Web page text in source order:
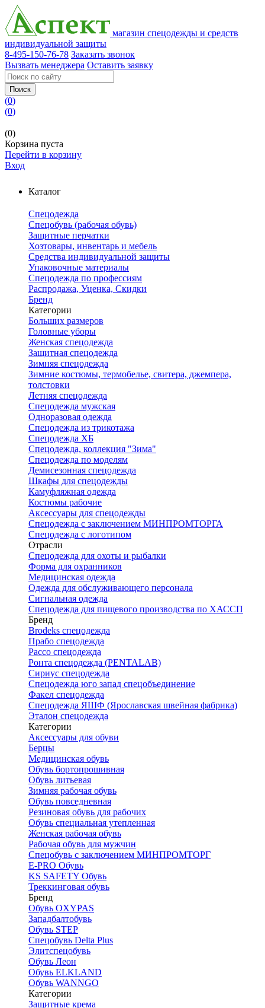
магазин спецодежды и средств
индивидуальной защиты
8-495-150-76-78 Заказать звонок
Вызвать менеджера Оставить заявку
Поиск
(0)
(0)
(0)
Корзина пуста
Перейти в корзину
Вход
Каталог
Спецодежда
Спецобувь (рабочая обувь)
Защитные перчатки
Хозтовары, инвентарь и мебель
Средства индивидуальной защиты
Упаковочные материалы
Спецодежда по профессиям
Распродажа, Уценка, Скидки
Бренд
Категории
Больших размеров
Головные уборы
Женская спецодежда
Защитная спецодежда
Зимняя спецодежда
Зимние костюмы, термобелье, свитера, джемпера,
толстовки
Летняя спецодежда
Спецодежда мужская
Одноразовая одежда
Спецодежда из трикотажа
Спецодежда ХБ
Спецодежда, коллекция "Зима"
Спецодежда по моделям
Демисезонная спецодежда
Шкафы для спецодежды
Камуфляжная одежда
Костюмы рабочие
Аксессуары для спецодежды
Спецодежда с заключением МИНПРОМТОРГА
Спецодежда с логотипом
Отрасли
Спецодежда для охоты и рыбалки
Форма для охранников
Медицинская одежда
Одежда для обслуживающего персонала
Сигнальная одежда
Спецодежда для пищевого производства по ХАССП
Бренд
Brodeks спецодежда
Прабо спецодежда
Рассо спецодежда
Ронта спецодежда (PENTALAB)
Сириус спецодежда
Спецодежда юго запад спецобъединение
Факел спецодежда
Спецодежда ЯШФ (Ярославская швейная фабрика)
Эталон спецодежда
Категории
Аксессуары для обуви
Берцы
Медицинская обувь
Обувь бортопрошивная
Обувь литьевая
Зимняя рабочая обувь
Обувь повседневная
Резиновая обувь для рабочих
Обувь специальная утепленная
Женская рабочая обувь
Рабочая обувь для мужчин
Спецобувь с заключением МИНПРОМТОРГ
E-PRO Обувь
KS SAFETY Обувь
Треккинговая обувь
Бренд
Обувь OXYPAS
Западбалтобувь
Обувь STEP
Спецобувь Delta Plus
Элитспецобувь
Обувь Леон
Обувь ELKLAND
Обувь WANNGO
Категории
Защитные крема